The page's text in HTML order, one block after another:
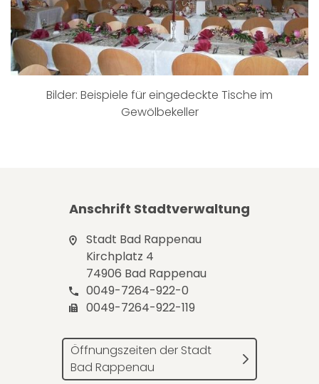
Bilder: Beispiele für eingedeckte Tische im
Gewölbekeller
Anschrift Stadtverwaltung
Stadt Bad Rappenau
Kirchplatz 4
74906 Bad Rappenau
0049-7264-922-0
0049-7264-922-119
Öffnungszeiten der Stadt
Bad Rappenau